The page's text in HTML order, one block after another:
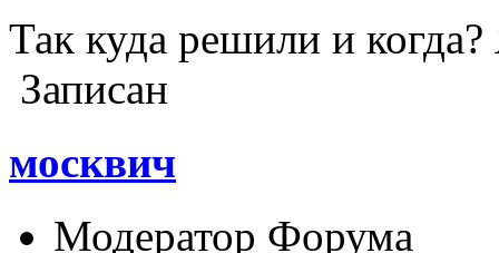
Так куда решили и
Записан
москвич
Модератор Форума